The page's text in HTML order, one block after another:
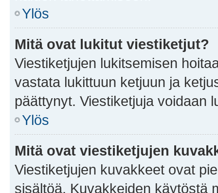
Ylös
Mitä ovat lukitut viestiketjut?
Viestiketjujen lukitsemisen
vastata lukittuun ketjuun ja
päättynyt. Viestiketjuja voidaan
Ylös
Mitä ovat viestiketjujen
Viestiketjujen kuvakkeet ovat
sisältöä. Kuvakkeiden käytöstä